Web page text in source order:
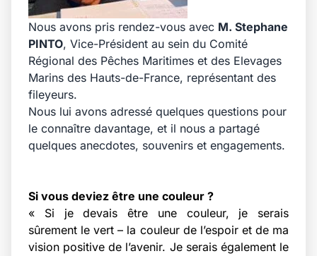
Nous avons pris rendez-vous avec M. Stephane
PINTO, Vice-Président au sein du Comité
Régional des Pêches Maritimes et des Elevages
Marins des Hauts-de-France, représentant des
fileyeurs.
Nous lui avons adressé quelques questions pour
le connaître davantage, et il nous a partagé
quelques anecdotes, souvenirs et engagements.
Si vous deviez être une couleur ?
« Si je devais être une couleur, je serais
sûrement le vert – la couleur de l’espoir et de ma
vision positive de l’avenir. Je serais également le